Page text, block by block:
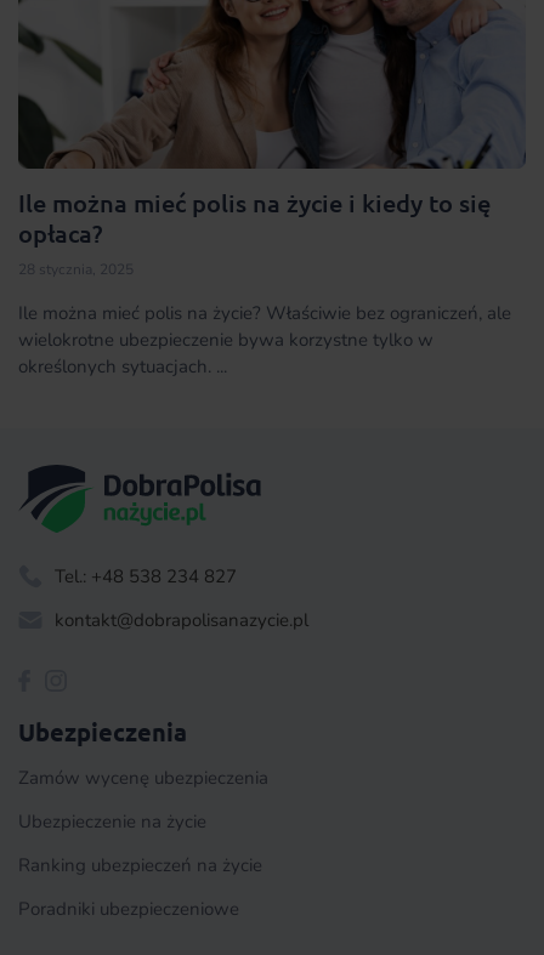
Ile można mieć polis na życie i kiedy to się
opłaca?
28 stycznia, 2025
Ile można mieć polis na życie? Właściwie bez ograniczeń, ale
wielokrotne ubezpieczenie bywa korzystne tylko w
określonych sytuacjach. ...
Tel.: +48 538 234 827
kontakt@dobrapolisanazycie.pl
Ubezpieczenia
Zamów wycenę ubezpieczenia
Ubezpieczenie na życie
Ranking ubezpieczeń na życie
Poradniki ubezpieczeniowe